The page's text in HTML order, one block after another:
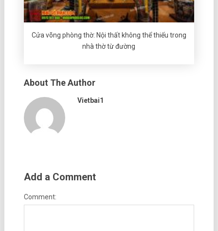
Cửa võng phòng thờ: Nội thất không thể thiếu trong
nhà thờ từ đường
About The Author
Vietbai1
Add a Comment
Comment: